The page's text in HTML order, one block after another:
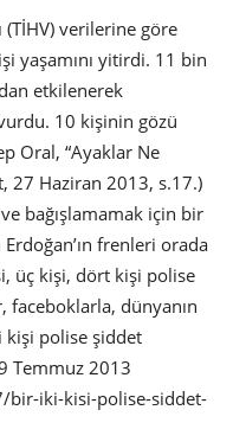
(TİHV) verilerine göre
yaşamını yitirdi. 11 bin
etkilenerek
10 kişinin gözü
Oral, “Ayaklar Ne
27 Haziran 2013, s.17.)
bağışlamamak için bir
frenleri orada
üç kişi, dört kişi polise
dünyanın
kişi polise şiddet
Temmuz 2013
iki-kisi-polise-siddet-